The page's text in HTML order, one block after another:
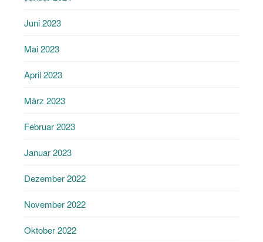
Juni 2023
Mai 2023
April 2023
März 2023
Februar 2023
Januar 2023
Dezember 2022
November 2022
Oktober 2022